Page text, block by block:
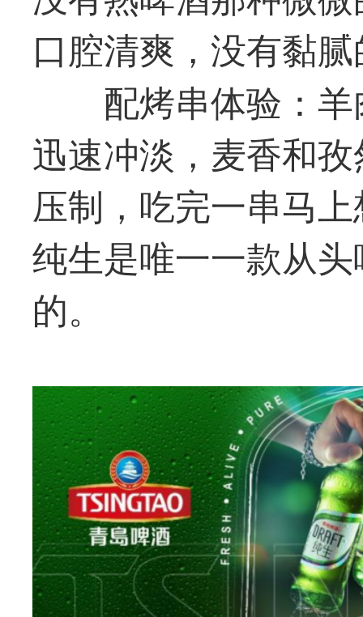
口腔清爽，没有黏
配烤串体验：
迅速冲淡，麦香和
压制，吃完一串马
纯生是唯一一款从
的。